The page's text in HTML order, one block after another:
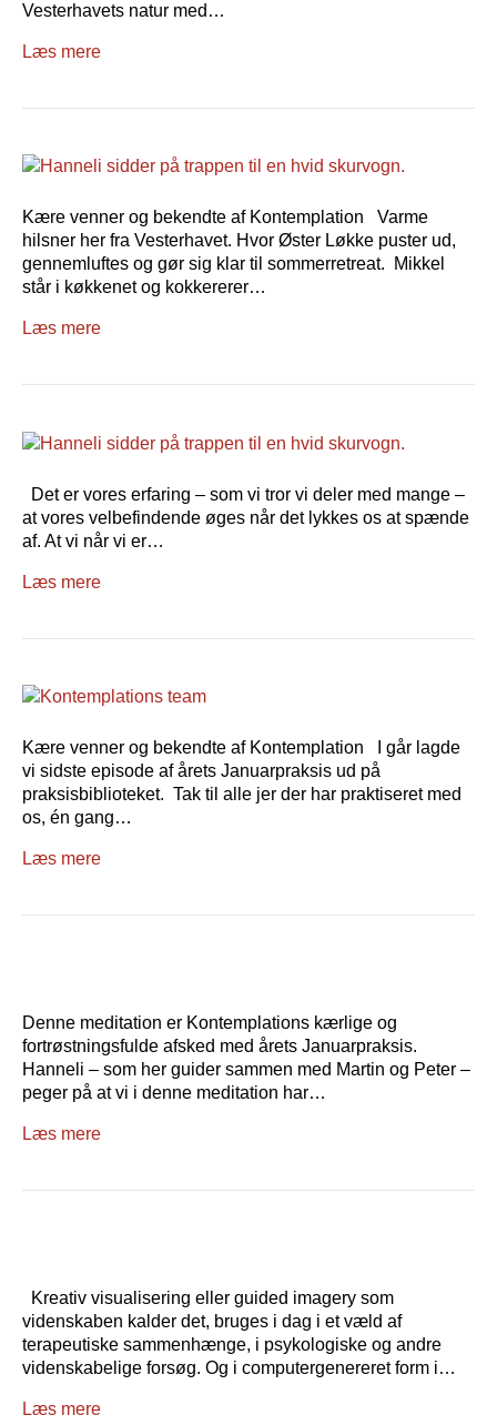
Vesterhavets natur med…
Læs mere
Kære venner og bekendte af Kontemplation Varme
hilsner her fra Vesterhavet. Hvor Øster Løkke puster ud,
gennemluftes og gør sig klar til sommerretreat. Mikkel
står i køkkenet og kokkererer…
Læs mere
Det er vores erfaring – som vi tror vi deler med mange –
at vores velbefindende øges når det lykkes os at spænde
af. At vi når vi er…
Læs mere
Kære venner og bekendte af Kontemplation I går lagde
vi sidste episode af årets Januarpraksis ud på
praksisbiblioteket. Tak til alle jer der har praktiseret med
os, én gang…
Læs mere
Denne meditation er Kontemplations kærlige og
fortrøstningsfulde afsked med årets Januarpraksis.
Hanneli – som her guider sammen med Martin og Peter –
peger på at vi i denne meditation har…
Læs mere
Kreativ visualisering eller guided imagery som
videnskaben kalder det, bruges i dag i et væld af
terapeutiske sammenhænge, i psykologiske og andre
videnskabelige forsøg. Og i computergenereret form i…
Læs mere